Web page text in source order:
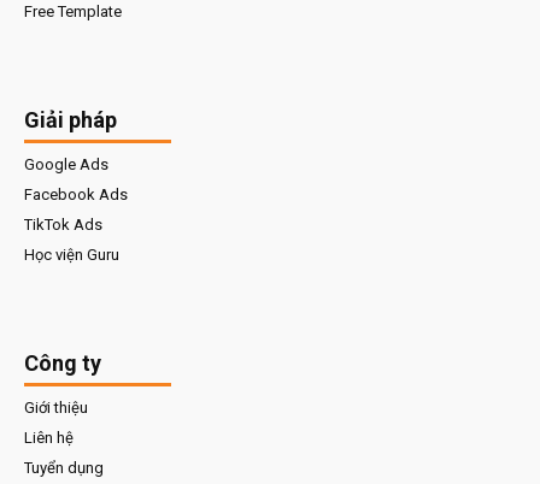
Free Template
Giải pháp
Google Ads
Facebook Ads
TikTok Ads
Học viện Guru
Công ty
Giới thiệu
Liên hệ
Tuyển dụng